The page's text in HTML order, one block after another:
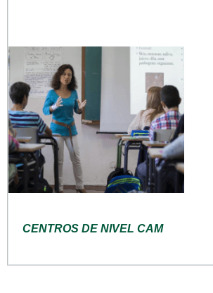
CENTROS DE NIVEL CAM